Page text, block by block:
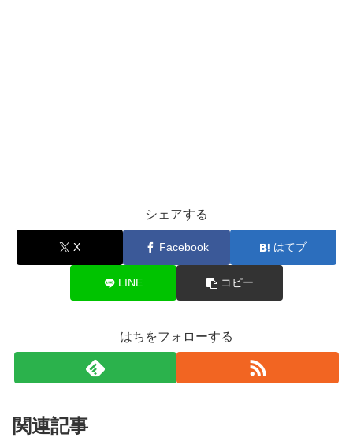
シェアする
X Facebook はてブ
LINE コピー
はちをフォローする
関連記事